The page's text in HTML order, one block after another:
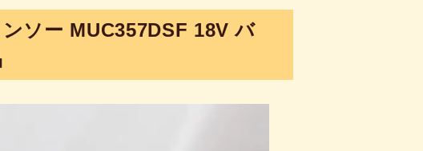
ソー MUC357DSF 18V バ